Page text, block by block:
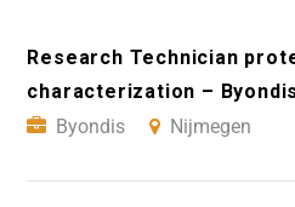
Research Technician
characterization –
Byondis
Nijmegen